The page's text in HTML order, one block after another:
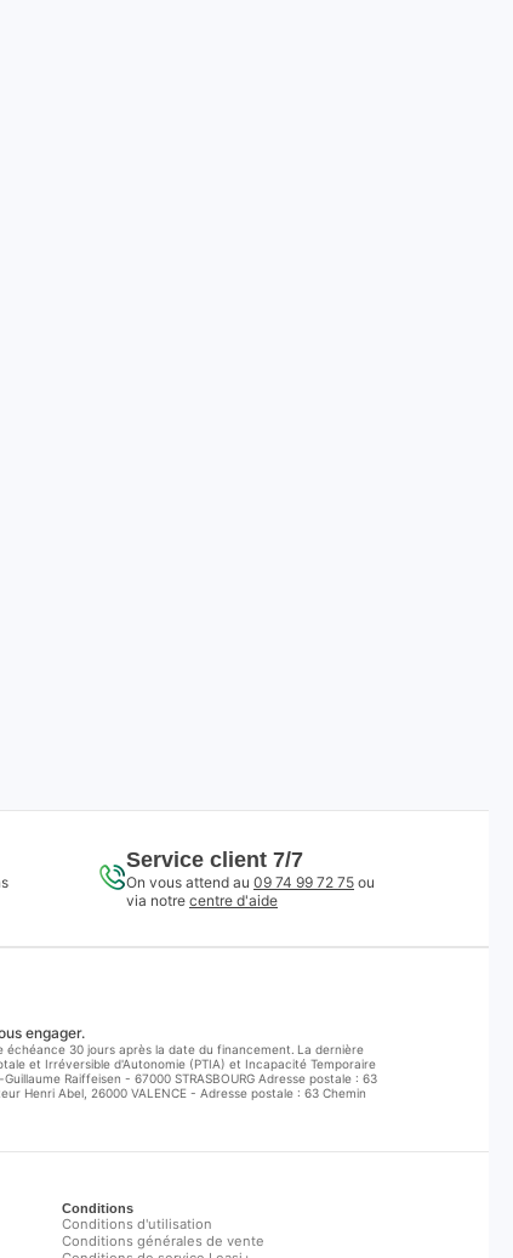
Service client 7/7
On vous attend au 09 74 99 72 75 ou
via notre centre d'aide
engager.
30 jours après la date du financement. La dernière
et Irréversible d'Autonomie (PTIA) et Incapacité Temporaire
Raiffeisen - 67000 STRASBOURG Adresse postale : 63
Henri Abel, 26000 VALENCE - Adresse postale : 63 Chemin
Conditions
Conditions d'utilisation
Conditions générales de vente